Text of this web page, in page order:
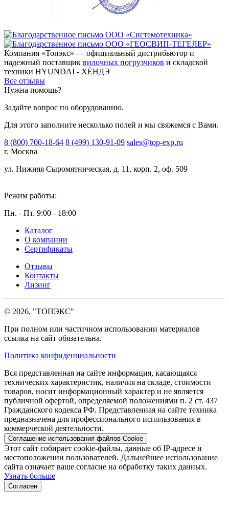
Компания «Топэкс» — официальный дистрибьютор и
надежный поставщик вилочных погрузчиков и складской
техники HYUNDAI - ХЁНДЭ
Все отзывы
Нужна помощь?
Задайте вопрос по оборудованию.
Для этого заполните несколько полей и мы свяжемся с Вами.
8 (800) 700-18-64 8 (499) 130-91-09 sales@top-exp.ru
г. Москва
ул. Нижняя Сыромятническая, д. 11, корп. 2, оф. 509
Режим работы:
Пн. - Пт. 9:00 - 18:00
Каталог
О компании
Сертификаты
Отзывы
Контакты
Лизинг
© 2026, "ТОПЭКС"
При полном или частичном использовании материалов
ссылка на сайт обязательна.
Политика конфиденциальности
Вся представленная на сайте информация, касающаяся
технических характеристик, наличия на складе, стоимости
товаров, носит информационный характер и не является
публичной офертой, определяемой положениями п. 2 ст. 437
Гражданского кодекса РФ. Представленная на сайте техника
предназначена для профессионального использования в
коммерческой деятельности.
Соглашение использования файлов Cookie
Этот сайт собирает cookie-файлы, данные об IP-адресе и
местоположении пользователей. Дальнейшее использование
сайта означает ваше согласие на обработку таких данных.
Узнать больше
Согласен